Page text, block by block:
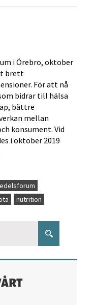
i Örebro, oktober
brett
För att nå
bidrar till hälsa
bättre
mellan
konsument. Vid
i oktober 2019
nutrition